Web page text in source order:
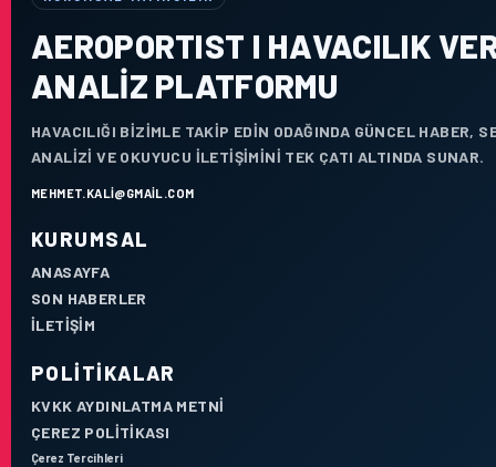
AEROPORTIST I HAVACILIK
ANALIZ PLATFORMU
HAVACILIĞI BIZIMLE TAKIP EDIN ODAĞINDA GÜNCEL HABER,
ANALIZI VE OKUYUCU ILETIŞIMINI TEK ÇATI ALTINDA SUNAR.
MEHMET.KALI@GMAIL.COM
KURUMSAL
ANASAYFA
SON HABERLER
İLETIŞIM
POLITIKALAR
KVKK AYDINLATMA METNI
ÇEREZ POLITIKASI
Çerez Tercihleri